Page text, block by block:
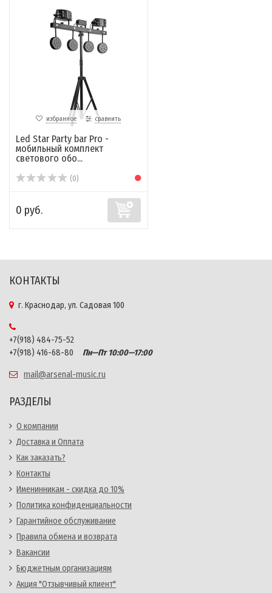
избранное сравнить
Led Star Party bar Pro -
мобильный комплект
светового обо...
(0)
0 руб.
КОНТАКТЫ
г. Краснодар, ул. Садовая 100
+7(918) 484-75-52
+7(918) 416-68-80
Пн—Пт 10:00—17:00
mail@arsenal-music.ru
РАЗДЕЛЫ
О компании
Доставка и Оплата
Как заказать?
Контакты
Именинникам - скидка до 10%
Политика конфиденциальности
Гарантийное обслуживание
Правила обмена и возврата
Вакансии
Бюджетным организациям
Акция "Отзывчивый клиент"